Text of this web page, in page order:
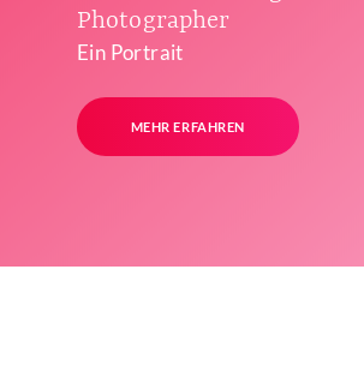
Photographer
Ein Portrait
MEHR ERFAHREN